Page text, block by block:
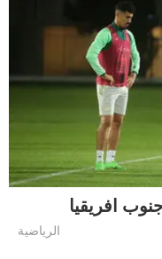
افريقيا
الرياضية